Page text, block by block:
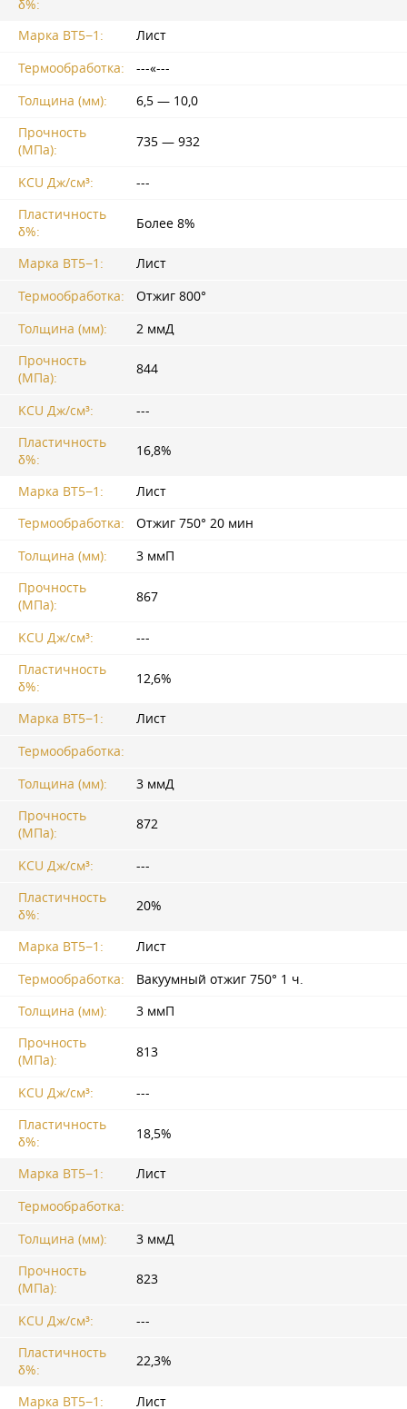
δ%:
Марка ВТ5−1:
Лист
Термообработка:
---«---
Толщина (мм):
6,5 — 10,0
Прочность
(МПа):
735 — 932
KCU Дж/см³:
---
Пластичность
δ%:
Более 8%
Марка ВТ5−1:
Лист
Термообработка:
Отжиг 800°
Толщина (мм):
2 ммД
Прочность
(МПа):
844
KCU Дж/см³:
---
Пластичность
δ%:
16,8%
Марка ВТ5−1:
Лист
Термообработка:
Отжиг 750° 20 мин
Толщина (мм):
3 ммП
Прочность
(МПа):
867
KCU Дж/см³:
---
Пластичность
δ%:
12,6%
Марка ВТ5−1:
Лист
Термообработка:
Толщина (мм):
3 ммД
Прочность
(МПа):
872
KCU Дж/см³:
---
Пластичность
δ%:
20%
Марка ВТ5−1:
Лист
Термообработка:
Вакуумный отжиг 750° 1 ч.
Толщина (мм):
3 ммП
Прочность
(МПа):
813
KCU Дж/см³:
---
Пластичность
δ%:
18,5%
Марка ВТ5−1:
Лист
Термообработка:
Толщина (мм):
3 ммД
Прочность
(МПа):
823
KCU Дж/см³:
---
Пластичность
δ%:
22,3%
Марка ВТ5−1:
Лист